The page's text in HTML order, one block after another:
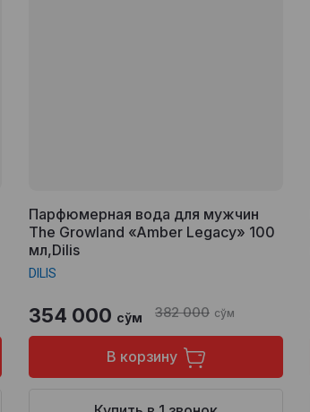
Парфюмерная вода для мужчин
The Growland «Amber Legacy» 100
мл,Dilis
DILIS
382 000 сўм
354 000 сўм
В корзину